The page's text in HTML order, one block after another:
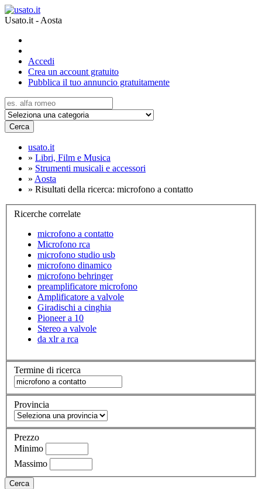
Usato.it - Aosta
Accedi
Crea un account gratuito
Pubblica il tuo annuncio gratuitamente
Cerca
usato.it
» Libri, Film e Musica
» Strumenti musicali e accessori
» Aosta
» Risultati della ricerca: microfono a contatto
Ricerche correlate
microfono a contatto
Microfono rca
microfono studio usb
microfono dinamico
microfono behringer
preamplificatore microfono
Amplificatore a valvole
Giradischi a cinghia
Pioneer a 10
Stereo a valvole
da xlr a rca
Termine di ricerca
Provincia
Prezzo
Minimo
Massimo
Cerca